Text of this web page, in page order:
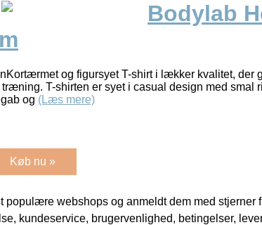
Bodylab
og figursyet T-shirt i lækker kvalitet, der
træning. T-shirten er syet i casual design med
og (Læs mere)
Køb nu »
populære webshops og anmeldt dem med stjerner
kundeservice, brugervenlighed, betingelser,